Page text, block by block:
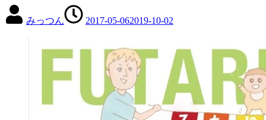
みっつん 2017-05-062019-10-02